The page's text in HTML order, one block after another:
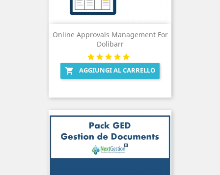
Online Approvals Management For
Dolibarr
 AGGIUNGI AL CARRELLO